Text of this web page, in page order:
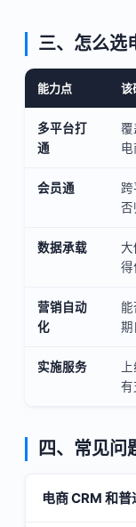
三、怎么选
能力点 该
多平台打
通
覆
会员通
否
数据承载
大
得
营销自动
化
能
期
实施服务
有
四、常见问
电商 CRM 和普